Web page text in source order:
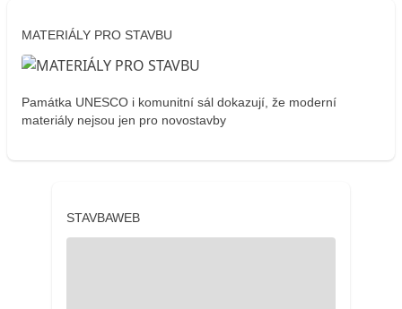
MATERIÁLY PRO STAVBU
Památka UNESCO i komunitní sál dokazují, že moderní
materiály nejsou jen pro novostavby
STAVBAWEB